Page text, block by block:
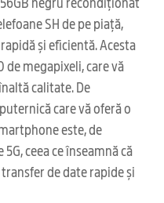
SH de pe piață,
și eficientă. Acesta
megapixeli, care vă
calitate. De
care vă oferă o
este, de
ceea ce înseamnă că
de date rapide și